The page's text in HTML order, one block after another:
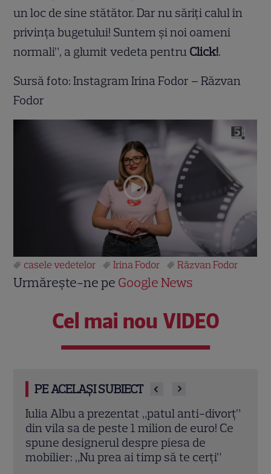
un loc de sine stătător. Dar nu săriți calul în
privința bugetului! Suntem și noi oameni
normali”, a glumit vedeta pentru Click!.
Sursă foto: Instagram Irina Fodor – Răzvan
Fodor
casele vedetelor Irina Fodor Răzvan Fodor
Urmărește-ne pe Google News
Cel mai nou VIDEO
PE ACELAȘI SUBIECT
anti-divorț”
de euro! Ce
piesa de
să te cerți”
Irina Fodor, primul mesaj după
repartizarea fiicei la liceu:
frate!”. Unde pleacă în vacanță
Citește mai multe